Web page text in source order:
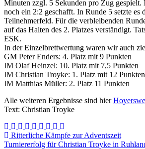
Minuten zzgl. 5 Sekunden pro Zug
noch ein 2:2 geschafft. In Runde 5 setzte
Teilnehmerfeld. Für die verbleibenden
auf das Halten des 2. Platzes verständigt.
ESK.
In der Einzelbrettwertung waren wir auch
GM Peter Enders: 4. Platz mit 9 Punkten
IM Olaf Heinzel: 10. Platz mit 7,5 Punkten
IM Christian Troyke: 1. Platz mit 12 Punkten
IM Matthias Müller: 2. Platz 11 Punkten
Alle weiteren Ergebnisse sind hier
Text: Christian Troyke
Beitragsnavigation
Ritterliche Kämpfe zur Adventszeit
Turniererfolg für Christian Troyke in